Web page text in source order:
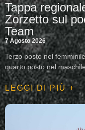
Tappa
Zorzetto sul
Team
7 Agosto 2026
Terzo posto nel
quarto posto nel
LEGGI DI PIÙ +